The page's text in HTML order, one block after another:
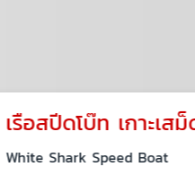
เรือสปีดโบ๊ท เกาะเสม็ด
White Shark Speed Boat